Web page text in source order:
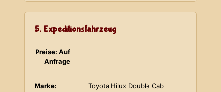
5. Expeditionsfahrzeug
Preise: Auf
Anfrage
Marke:
Toyota Hilux Double Cab